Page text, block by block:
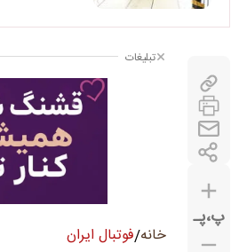
پ،پـ
تبلیغات
خانه/فوتبال ایران